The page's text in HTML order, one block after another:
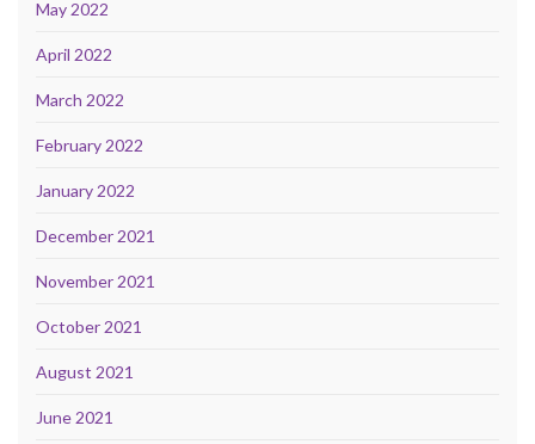
May 2022
April 2022
March 2022
February 2022
January 2022
December 2021
November 2021
October 2021
August 2021
June 2021